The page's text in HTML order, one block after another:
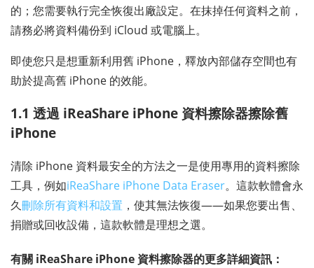
的；您需要執行完全恢復出廠設定。在抹掉任何資料之前，
請務必將資料備份到 iCloud 或電腦上。
即使您只是想重新利用舊 iPhone，釋放內部儲存空間也有
助於提高舊 iPhone 的效能。
1.1 透過 iReaShare iPhone 資料擦除器擦除舊
iPhone
清除 iPhone 資料最安全的方法之一是使用專​​用的資料擦除
工具，例如iReaShare iPhone Data Eraser。這款軟體會永
久刪除所有資料和設置 ，使其無法恢復——如果您要出售、
捐贈或回收設備，這款軟體是理想之選。
有關 iReaShare iPhone 資料擦除器的更多詳細資訊：